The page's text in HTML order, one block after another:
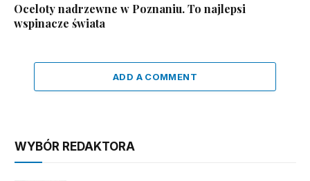
Oceloty nadrzewne w Poznaniu. To najlepsi
wspinacze świata
ADD A COMMENT
WYBÓR REDAKTORA